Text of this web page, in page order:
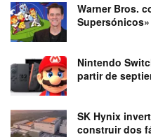
Warner Bros.
Nintendo
partir de
SK Hynix
construir dos